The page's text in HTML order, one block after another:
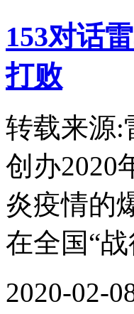
153对话
打败
转载来源:
创办2020
炎疫情的
在全国“
2020-02-